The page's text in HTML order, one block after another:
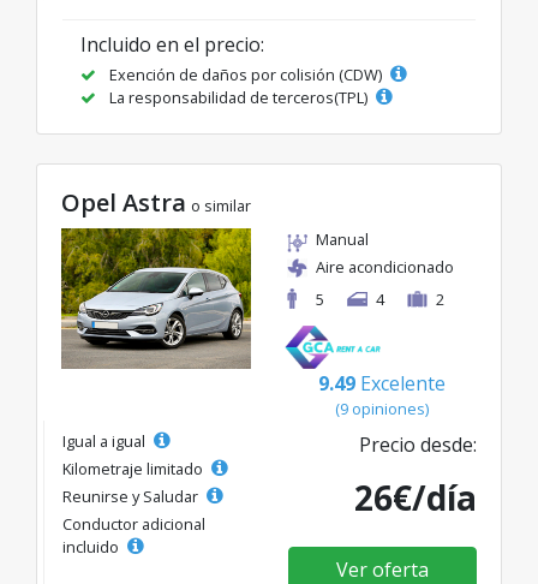
Incluido en el precio:
Exención de daños por colisión (CDW)
La responsabilidad de terceros(TPL)
Opel Astra o similar
Manual
Aire acondicionado
5
4 2
9.49 Excelente
(9 opiniones)
Igual a igual
Kilometraje limitado
Reunirse y Saludar
Conductor adicional
incluido
Precio desde:
26€/día
Ver oferta